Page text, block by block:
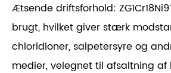
Ætsende driftsforhold:
brugt, hvilket giver stærk
chloridioner, salpetersyre og
medier, velegnet til afsaltning af